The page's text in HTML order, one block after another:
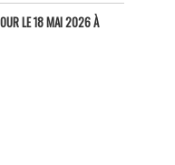
LE 18 MAI 2026 À